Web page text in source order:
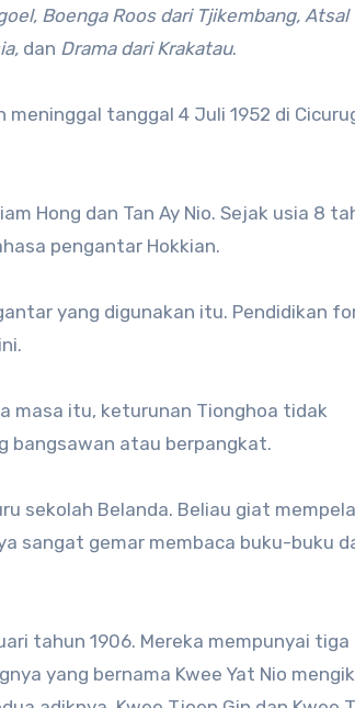
Boenga Roos dari Tjikembang, Atsal
dan Drama dari Krakatau.
meninggal tanggal 4 Juli 1952 di
Hong dan Tan Ay Nio. Sejak usia 8
pengantar Hokkian.
yang digunakan itu. Pendidikan
masa itu, keturunan Tionghoa tidak
bangsawan atau berpangkat.
sekolah Belanda. Beliau giat
sangat gemar membaca buku-buku
tahun 1906. Mereka mempunyai tiga
yang bernama Kwee Yat Nio